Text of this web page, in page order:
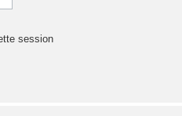
session